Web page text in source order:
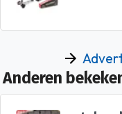
Anderen